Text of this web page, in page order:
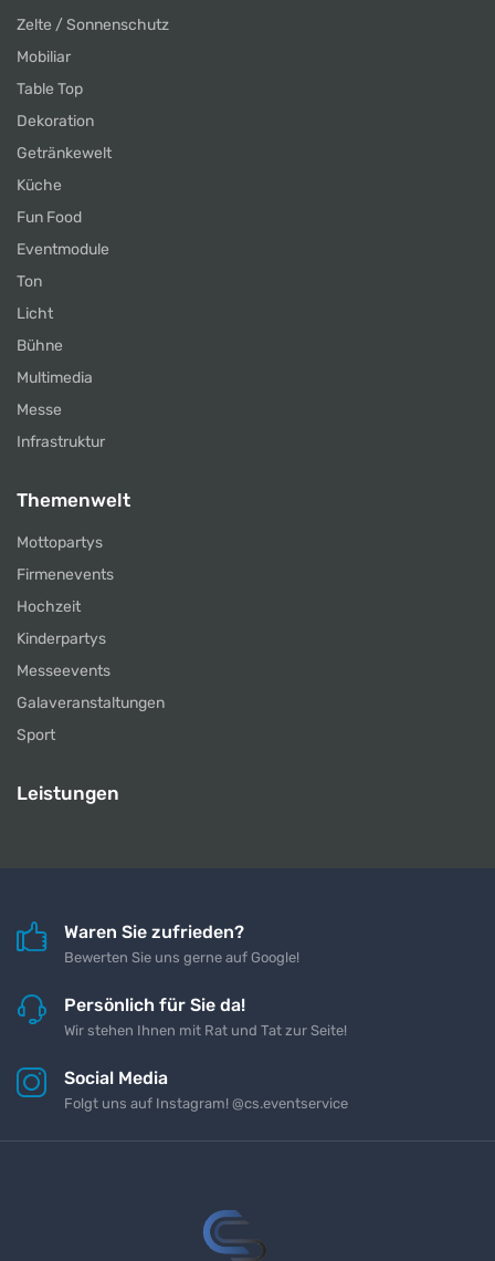
Zelte / Sonnenschutz
Mobiliar
Table Top
Dekoration
Getränkewelt
Küche
Fun Food
Eventmodule
Ton
Licht
Bühne
Multimedia
Messe
Infrastruktur
Themenwelt
Mottopartys
Firmenevents
Hochzeit
Kinderpartys
Messeevents
Galaveranstaltungen
Sport
Leistungen
Waren Sie zufrieden?
Bewerten Sie uns gerne auf Google!
Persönlich für Sie da!
Wir stehen Ihnen mit Rat und Tat zur Seite!
Social Media
Folgt uns auf Instagram! @cs.eventservice